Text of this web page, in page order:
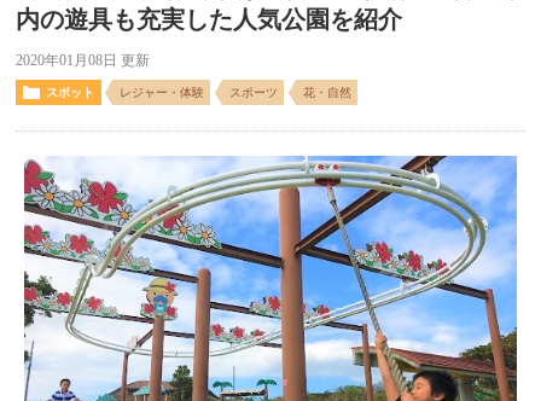
内の遊具も充実した人気公園を紹介
2020年01月08日 更新
スポット レジャー・体験 スポーツ 花・自然